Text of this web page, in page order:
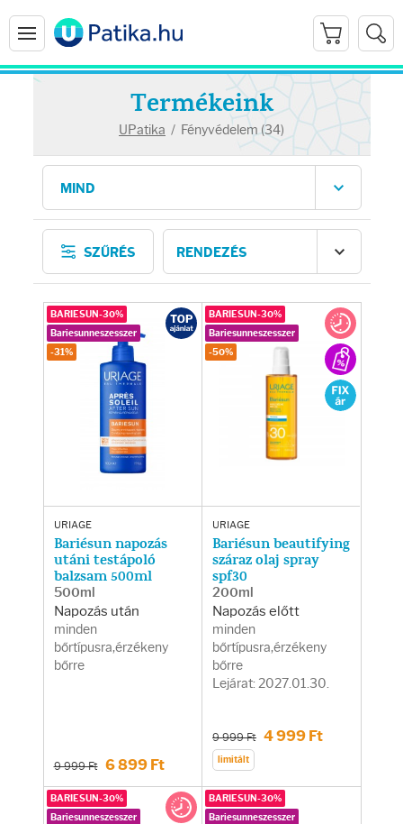
Termékeink
UPatika / Fényvédelem (34)
SZŰRÉS
URIAGE
Bariésun napozás
utáni testápoló
balzsam 500ml
500ml
Napozás után
minden
bőrtípusra,érzékeny
bőrre
9 999 Ft 6 899 Ft
BARIESUN-30%
Bariesunneszesszer
-31%
URIAGE
Bariésun beautifying
száraz olaj spray
spf30
200ml
Napozás előtt
minden
bőrtípusra,érzékeny
bőrre
Lejárat: 2027.01.30.
9 999 Ft 4 999 Ft
limitált
BARIESUN-30%
Bariesunneszesszer
-50%
BARIESUN-30%
Bariesunneszesszer
BARIESUN-30%
Bariesunneszesszer
Arcápolás
Ránctalanítók
Hidratálók
Arctisztítók
Ajakápolók
Hajápolás
Samponok
Hajkondicionálók
Hajhullás kezelése
Testápolás